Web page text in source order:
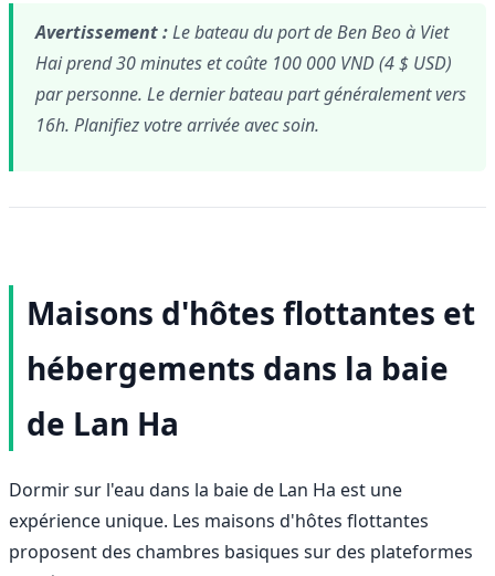
Avertissement :Le bateau du port de Ben Beo à Viet
Hai prend 30 minutes et coûte 100 000 VND (4 $ USD)
par personne. Le dernier bateau part généralement vers
16h. Planifiez votre arrivée avec soin.
Maisons d'hôtes flottantes et
hébergements dans la baie
de Lan Ha
Dormir sur l'eau dans la baie de Lan Ha est une
expérience unique. Les maisons d'hôtes flottantes
proposent des chambres basiques sur des plateformes